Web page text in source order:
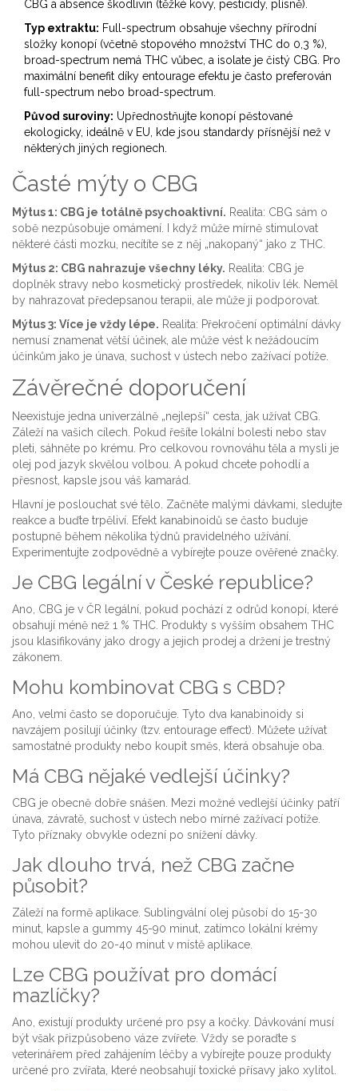
CBG a absence škodlivin (těžké kovy, pesticidy, plísně).
Typ extraktu: Full-spectrum obsahuje všechny přírodní
složky konopí (včetně stopového množství THC do 0,3 %),
broad-spectrum nemá THC vůbec, a isolate je čistý CBG. Pro
maximální benefit díky entourage efektu je často preferován
full-spectrum nebo broad-spectrum.
Původ suroviny: Upřednostňujte konopí pěstované
ekologicky, ideálně v EU, kde jsou standardy přísnější než v
některých jiných regionech.
Časté mýty o CBG
Mýtus 1: CBG je totálně psychoaktivní. Realita: CBG sám o
sobě nezpůsobuje omámení. I když může mírně stimulovat
některé části mozku, necítíte se z něj „nakopaný“ jako z THC.
Mýtus 2: CBG nahrazuje všechny léky. Realita: CBG je
doplněk stravy nebo kosmetický prostředek, nikoliv lék. Neměl
by nahrazovat předepsanou terapii, ale může ji podporovat.
Mýtus 3: Více je vždy lépe. Realita: Překročení optimální dávky
nemusí znamenat větší účinek, ale může vést k nežádoucím
účinkům jako je únava, suchost v ústech nebo zažívací potíže.
Závěrečné doporučení
Neexistuje jedna univerzálně „nejlepší“ cesta, jak užívat CBG.
Záleží na vašich cílech. Pokud řešíte lokální bolesti nebo stav
pleti, sáhněte po krému. Pro celkovou rovnováhu těla a mysli je
olej pod jazyk skvělou volbou. A pokud chcete pohodlí a
přesnost, kapsle jsou váš kamarád.
Hlavní je poslouchat své tělo. Začněte malými dávkami, sledujte
reakce a buďte trpěliví. Efekt kanabinoidů se často buduje
postupně během několika týdnů pravidelného užívání.
Experimentujte zodpovědně a vybírejte pouze ověřené značky.
Je CBG legální v České republice?
Ano, CBG je v ČR legální, pokud pochází z odrůd konopí, které
obsahují méně než 1 % THC. Produkty s vyšším obsahem THC
jsou klasifikovány jako drogy a jejich prodej a držení je trestný
zákonem.
Mohu kombinovat CBG s CBD?
Ano, velmi často se doporučuje. Tyto dva kanabinoidy si
navzájem posilují účinky (tzv. entourage effect). Můžete užívat
samostatné produkty nebo koupit směs, která obsahuje oba.
Má CBG nějaké vedlejší účinky?
CBG je obecně dobře snášen. Mezi možné vedlejší účinky patří
únava, závratě, suchost v ústech nebo mírné zažívací potíže.
Tyto příznaky obvykle odezní po snížení dávky.
Jak dlouho trvá, než CBG začne
působit?
Záleží na formě aplikace. Sublingvální olej působí do 15-30
minut, kapsle a gummy 45-90 minut, zatímco lokální krémy
mohou ulevit do 20-40 minut v místě aplikace.
Lze CBG používat pro domácí
mazlíčky?
Ano, existují produkty určené pro psy a kočky. Dávkování musí
být však přizpůsobeno váze zvířete. Vždy se poraďte s
veterinářem před zahájením léčby a vybírejte pouze produkty
určené pro zvířata, které neobsahují toxické přísavy jako xylitol.